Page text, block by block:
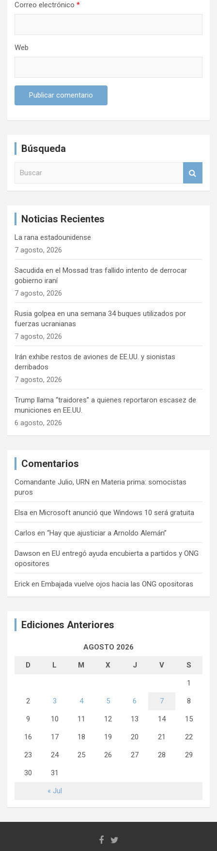
Correo electrónico *
Web
Búsqueda
Noticias Recientes
La rana estadounidense
7 agosto, 2026
Sacudida en el Mossad tras fallido intento de derrocar
gobierno iraní
7 agosto, 2026
Rusia golpea en una semana 34 buques utilizados por
fuerzas ucranianas
7 agosto, 2026
Irán exhibe restos de aviones de EE.UU. y sionistas
derribados
7 agosto, 2026
Trump llama “traidores” a quienes reportaron escasez de
municiones en EE.UU.
6 agosto, 2026
Comentarios
Comandante Julio, URN en Materia prima: somocistas
puros
Elsa en Microsoft anunció que Windows 10 será gratuita
Carlos en “Hay que ajusticiar a Arnoldo Alemán”
Dawson en EU entregó ayuda encubierta a partidos y ONG
opositores
Erick en Embajada vuelve ojos hacia las ONG opositoras
Ediciones Anteriores
AGOSTO 2026
D L M X J V S
« Jul
1
2 3 4 5 6 7 8
9 10 11 12 13 14 15
16 17 18 19 20 21 22
23 24 25 26 27 28 29
30 31